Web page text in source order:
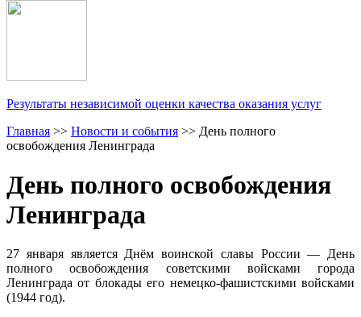
Результаты независимой оценки качества оказания услуг
Главная >> Новости и события >> День полного
освобождения Ленинграда
День полного освобождения
Ленинграда
27 января является Днём воинской славы России — День
полного освобождения советскими войсками города
Ленинграда от блокады его немецко-фашистскими войсками
(1944 год).